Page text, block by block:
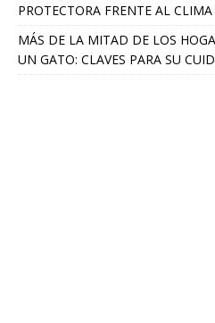
PROTECTORA FRENTE AL CLIMA
MÁS DE LA MITAD DE LOS
UN GATO: CLAVES PARA SU